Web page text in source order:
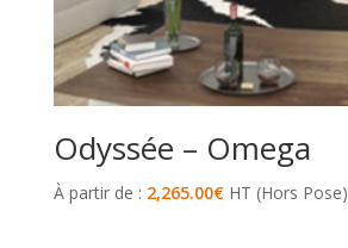
Odyssée – Omega
À partir de : 2,265.00€HT (Hors Pose)